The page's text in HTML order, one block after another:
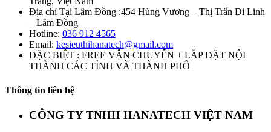
Địa chỉ Tại Lâm Đồng :454 Hùng Vương – Thị Trấn Di Linh
– Lâm Đồng
Hotline: 036 912 4565
Email: kesieuthihanatech@gmail.com
ĐẶC BIỆT : FREE VẬN CHUYỂN + LẮP ĐẶT NỘI
THÀNH CÁC TỈNH VÀ THÀNH PHỐ
Thông tin liên hệ
CÔNG TY TNHH HANATECH VIỆT NAM